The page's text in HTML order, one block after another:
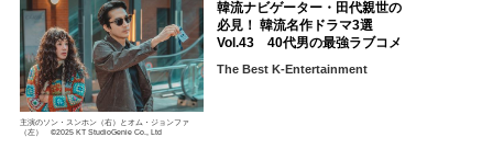
主演のソン・スンホン（右）とオム・ジョンファ
（左） ©2025 KT StudioGenie Co., Ltd
韓流ナビゲーター・田代親世の
必見！ 韓流名作ドラマ3選
Vol.43 40代男の最強ラブコメ
The Best K-Entertainment